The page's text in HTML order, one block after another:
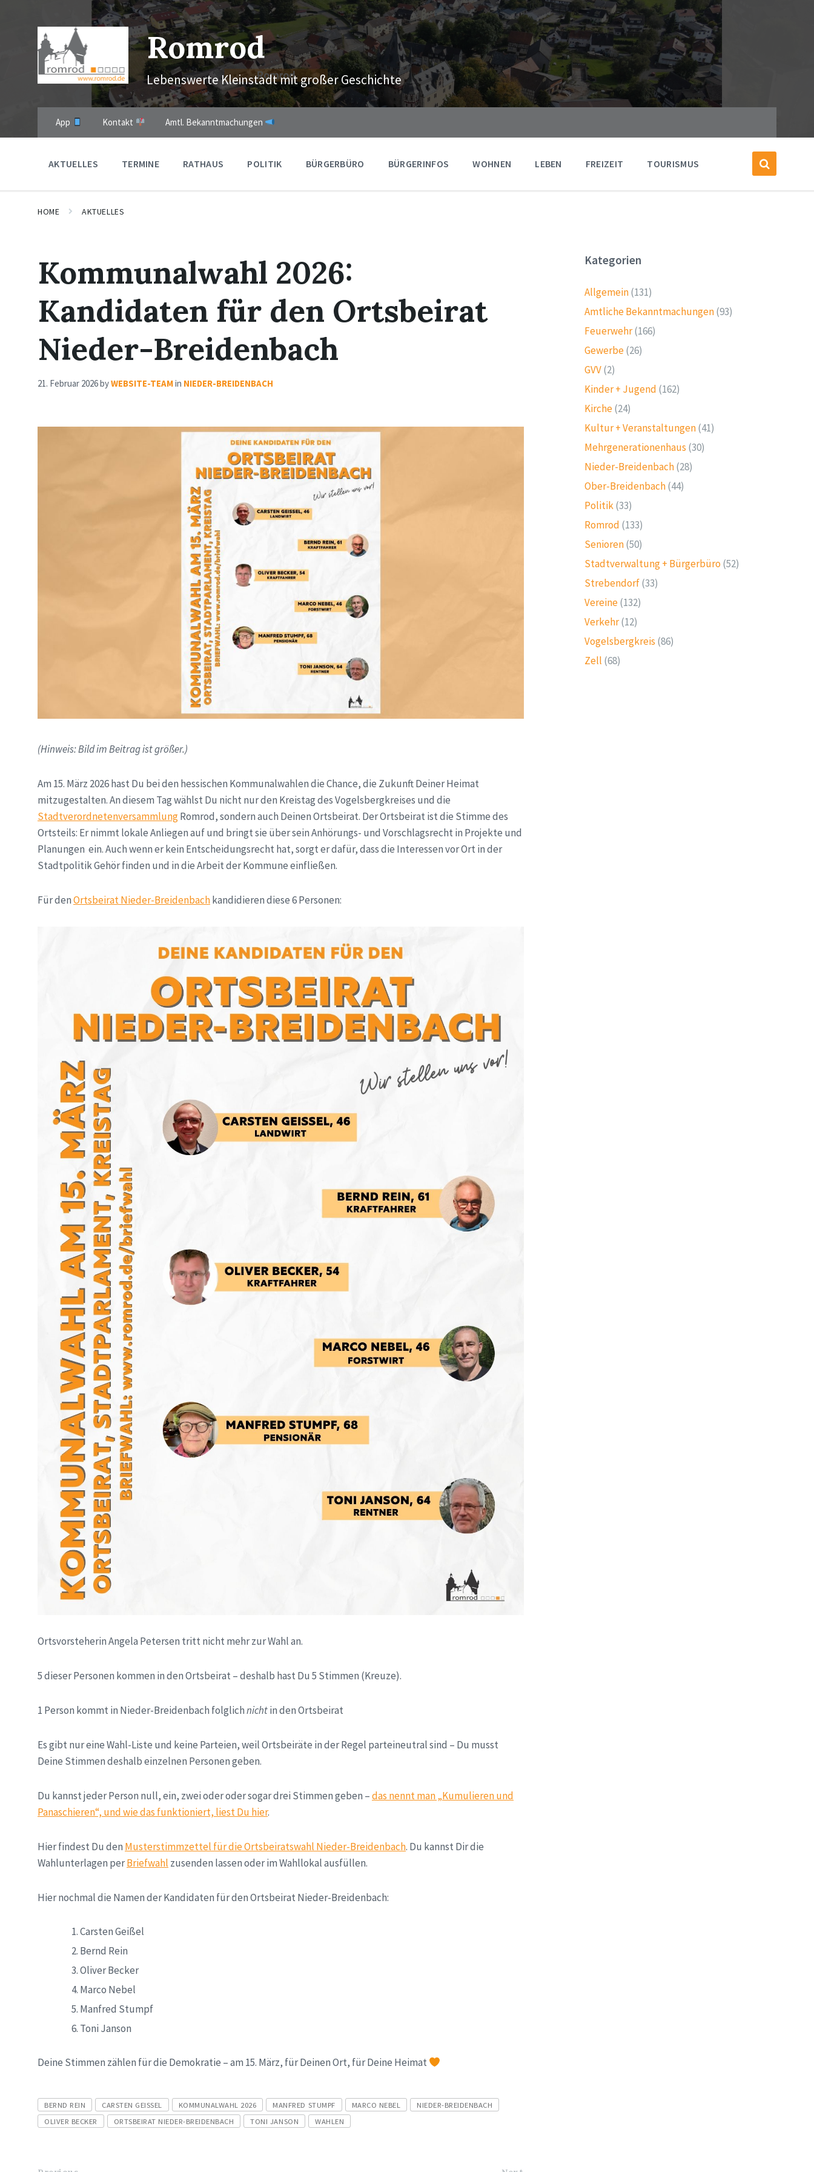
navigation
Romrod
Lebenswerte Kleinstadt mit großer Geschichte
App Kontakt Amtl. Bekanntmachungen
AKTUELLES TERMINE RATHAUS POLITIK BÜRGERBÜRO BÜRGERINFOS WOHNEN LEBEN FREIZEIT TOURISMUS
HOME AKTUELLES
Kommunalwahl 2026:
Kandidaten für den Ortsbeirat
Nieder-Breidenbach
21. Februar 2026byWEBSITE-TEAMin NIEDER-BREIDENBACH
(Hinweis: Bild im Beitrag ist größer.)
Am 15. März 2026 hast Du bei den hessischen Kommunalwahlen die Chance, die Zukunft Deiner Heimat
mitzugestalten. An diesem Tag wählst Du nicht nur den Kreistag des Vogelsbergkreises und die
StadtverordnetenversammlungRomrod, sondern auch Deinen Ortsbeirat. Der Ortsbeirat ist die Stimme des
Ortsteils: Er nimmt lokale Anliegen auf und bringt sie über sein Anhörungs- und Vorschlagsrecht in Projekte und
Planungen ein. Auch wenn er kein Entscheidungsrecht hat, sorgt er dafür, dass die Interessen vor Ort in der
Stadtpolitik Gehör finden und in die Arbeit der Kommune einfließen.
Für denOrtsbeirat Nieder-Breidenbachkandidieren diese 6 Personen:
Ortsvorsteherin Angela Petersen tritt nicht mehr zur Wahl an.
5 dieser Personen kommen in den Ortsbeirat – deshalb hast Du 5 Stimmen (Kreuze).
1 Person kommt in Nieder-Breidenbach folglichnichtin den Ortsbeirat
Es gibt nur eine Wahl-Liste und keine Parteien, weil Ortsbeiräte in der Regel parteineutral sind – Du musst
Deine Stimmen deshalb einzelnen Personen geben.
Du kannst jeder Person null, ein, zwei oder oder sogar drei Stimmen geben –das nennt man „Kumulieren und
Panaschieren“, und wie das funktioniert, liest Du hier.
Hier findest Du den Musterstimmzettel für die Ortsbeiratswahl Nieder-Breidenbach. Du kannst Dir die
Wahlunterlagen perBriefwahl zusenden lassen oder im Wahllokal ausfüllen.
Hier nochmal die Namen der Kandidaten für den Ortsbeirat Nieder-Breidenbach:
Carsten Geißel
Bernd Rein
Oliver Becker
Marco Nebel
Manfred Stumpf
Toni Janson
Deine Stimmen zählen für die Demokratie – am 15. März, für Deinen Ort, für Deine Heimat
Tags
BERND REIN CARSTEN GEISSEL KOMMUNALWAHL 2026 MANFRED STUMPF MARCO NEBEL
NIEDER-BREIDENBACH
OLIVER BECKER
ORTSBEIRAT NIEDER-BREIDENBACH TONI JANSON WAHLEN
Kategorien
Allgemein(131)
Amtliche Bekanntmachungen(93)
Feuerwehr(166)
Gewerbe(26)
GVV(2)
Kinder + Jugend (162)
Kirche(24)
Kultur + Veranstaltungen(41)
Mehrgenerationenhaus (30)
Nieder-Breidenbach(28)
Ober-Breidenbach(44)
Politik(33)
Romrod (133)
Senioren(50)
Stadtverwaltung + Bürgerbüro (52)
Strebendorf(33)
Vereine(132)
Verkehr(12)
Vogelsbergkreis (86)
Zell (68)